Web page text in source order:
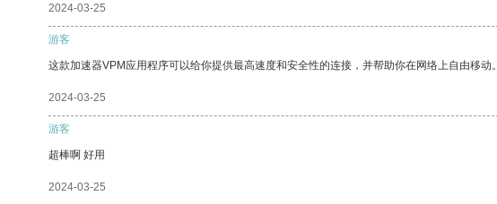
2024-03-25
游客
这款加速器VPM应用程序可以给你提供最高速度和安全性的连接，并帮助你在网络上自由移动。
2024-03-25
游客
超棒啊 好用
2024-03-25